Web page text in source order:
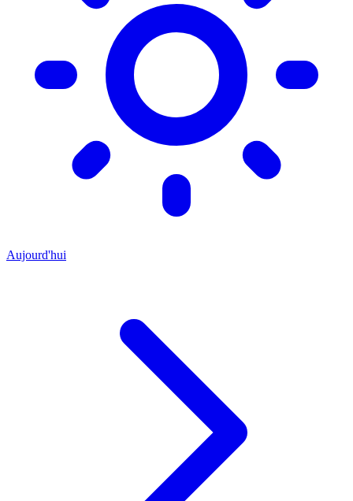
Aujourd'hui